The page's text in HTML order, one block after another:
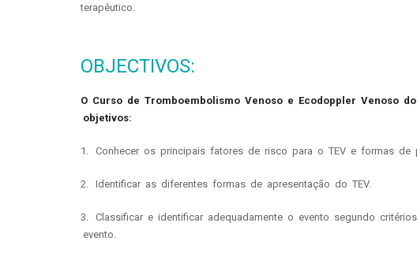
terapêutico.
OBJECTIVOS:
O Curso de Tromboembolismo Venoso e Ecodoppler Venoso
objetivos:
1. Conhecer os principais fatores de risco para o TEV e formas de
2. Identificar as diferentes formas de apresentação do TEV.
3. Classificar e identificar adequadamente o evento segundo
evento.